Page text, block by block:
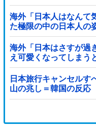
海外「日本人はなんて
た極限の中の日本人の
海外「日本はさすが過
え可愛くなってしまう
日本旅行キャンセル
山の兆し＝韓国の反応